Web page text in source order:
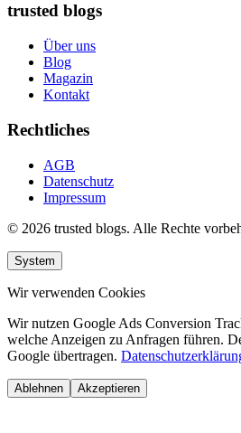
trusted blogs
Über uns
Blog
Magazin
Kontakt
Rechtliches
AGB
Datenschutz
Impressum
© 2026 trusted blogs. Alle Rechte
System
Wir verwenden Cookies
Wir nutzen Google Ads Conversion
welche Anzeigen zu Anfragen führen.
Google übertragen.
Ablehnen Akzeptieren